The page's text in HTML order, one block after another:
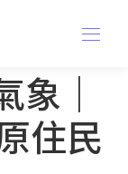
｜
住民